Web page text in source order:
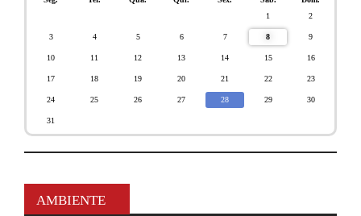
1
2
3 4 5 6 7 8 9
10 11 12 13 14 15 16
17 18 19 20 21 22 23
24 25 26 27 28 29 30
31
AMBIENTE